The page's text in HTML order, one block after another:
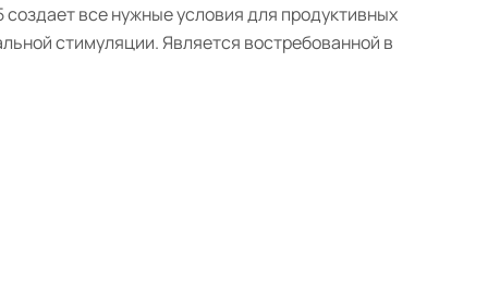
все нужные условия для продуктивных
стимуляции. Является востребованной в